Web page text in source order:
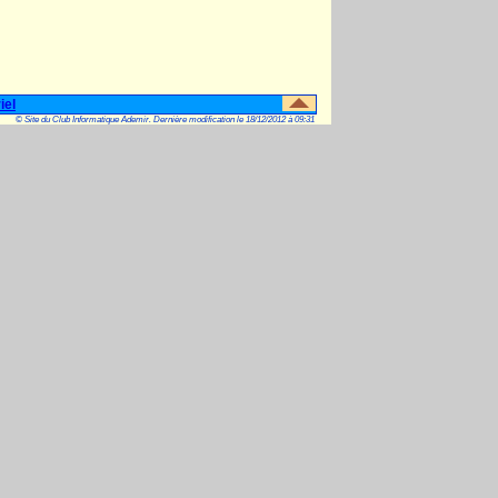
© Site du Club Informatique Ademir. Dernière modification le 18/12/2012 à 09:31